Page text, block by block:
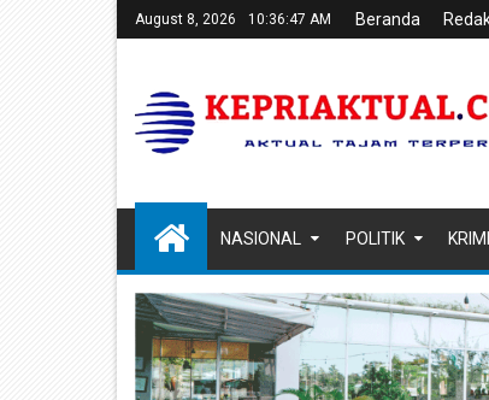
August 8, 2026 10:36:48 AM Beranda
NASIONAL POLITIK